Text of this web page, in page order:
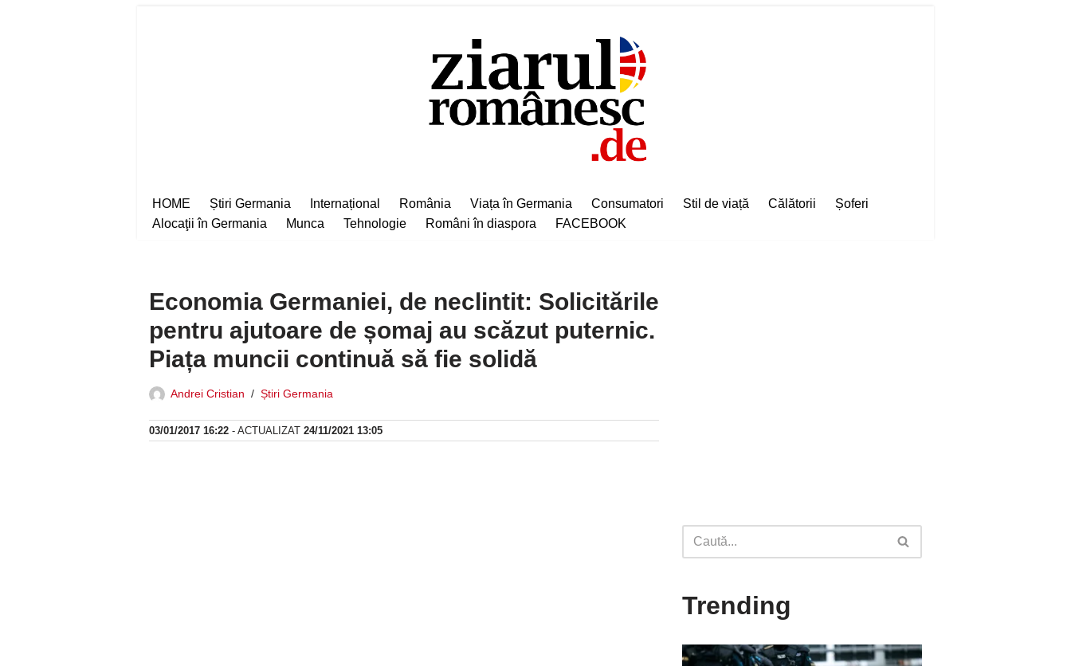
HOME Știri Germania Internațional România Viața în Germania Consumatori Stil de viață Călătorii
Șoferi
Alocaţii în Germania
Munca Tehnologie Români în diaspora FACEBOOK
Economia Germaniei, de neclintit: Solicitările
pentru ajutoare de șomaj au scăzut puternic.
Piața muncii continuă să fie solidă
Andrei Cristian Știri Germania
03/01/2017 16:22 - ACTUALIZAT 24/11/2021 13:05
Trending